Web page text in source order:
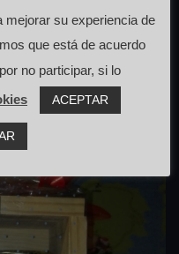
mejorar su experiencia de
que está de acuerdo
no participar, si lo
ACEPTAR